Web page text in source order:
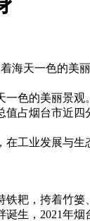
海天一色的
色的美丽景观。
占烟台市近
工业发展与
耙，挎着竹
生，2021年